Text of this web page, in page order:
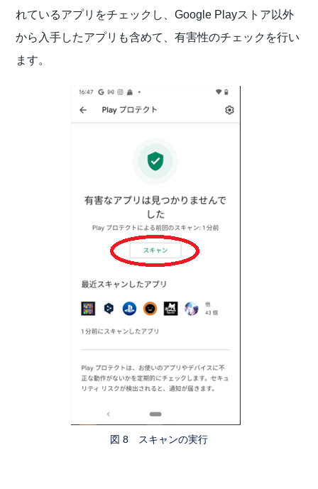
れているアプリをチェックし、Google Playストア以外
から入手したアプリも含めて、有害性のチェックを行い
ます。
図 8 スキャンの実行